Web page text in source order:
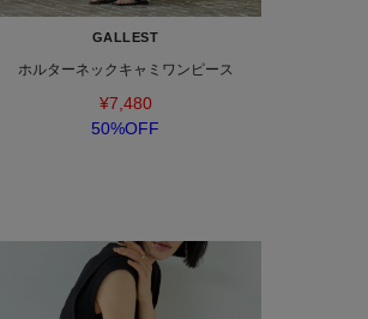
GALLEST
ホルターネックキャミワンピース
¥7,480
50%OFF